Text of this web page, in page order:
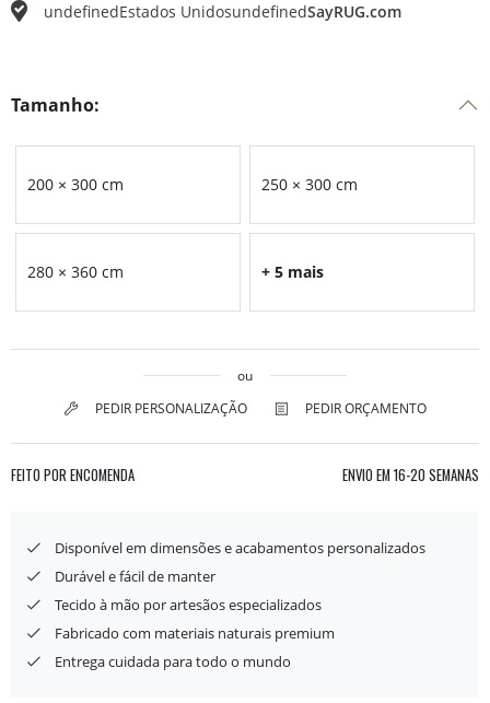
undefinedEstados UnidosundefinedSayRUG.com
Tamanho:
200 × 300 cm 250 × 300 cm
280 × 360 cm + 5 mais
ou
PEDIR PERSONALIZAÇÃO
PEDIR ORÇAMENTO
FEITO POR ENCOMENDA ENVIO EM 16-20 SEMANAS
Disponível em dimensões e acabamentos personalizados
Durável e fácil de manter
Tecido à mão por artesãos especializados
Fabricado com materiais naturais premium
Entrega cuidada para todo o mundo